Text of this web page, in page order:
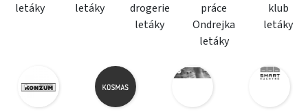
letáky
letáky
drogerie
letáky
práce
Ondrejka
letáky
klub
letáky